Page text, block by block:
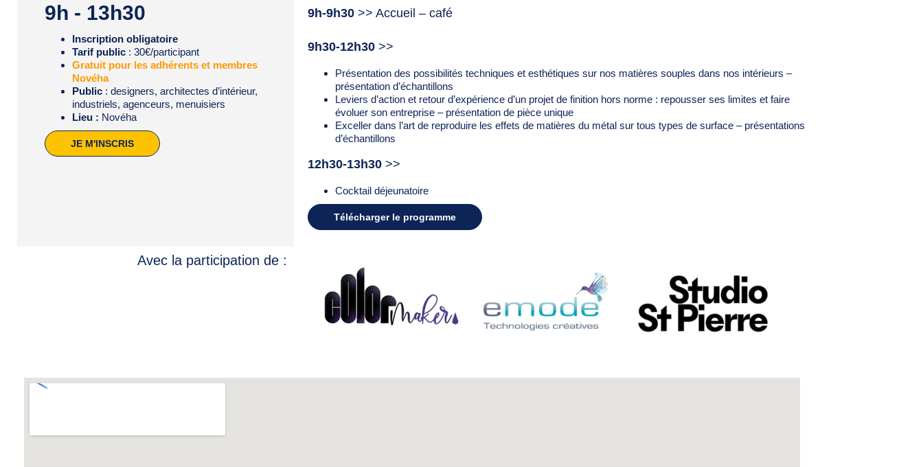
9h - 13h30
Inscription obligatoire
Tarif public : 30€/participant
Gratuit pour les adhérents et membres
Novéha
Public : designers, architectes d’intérieur,
industriels, agenceurs, menuisiers
Lieu : Novéha
JE M'INSCRIS
9h-9h30>> Accueil – café
9h30-12h30>>
Présentation des possibilités techniques et esthétiques sur nos matières souples dans nos intérieurs –
présentation d’échantillons
Leviers d’action et retour d’expérience d’un projet de finition hors norme : repousser ses limites et faire
évoluer son entreprise – présentation de pièce unique
Exceller dans l’art de reproduire les effets de matières du métal sur tous types de surface – présentations
d’échantillons
12h30-13h30>>
Cocktail déjeunatoire
Télécharger le programme
Avec la participation de :